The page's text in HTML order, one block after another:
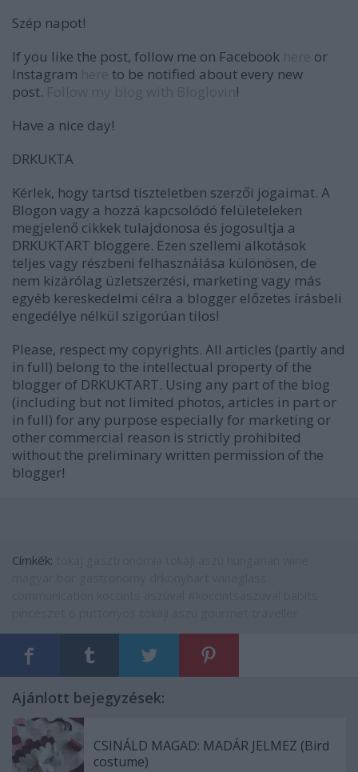
Szép napot!
If you like the post, follow me on Facebook
or
Instagram
to be notified about every new
post.
!
Have a nice day!
DRKUKTA
Kérlek, hogy tartsd tiszteletben szerzői jogaimat. A
Blogon vagy a hozzá kapcsolódó felületeleken
megjelenő cikkek tulajdonosa és jogosultja a
DRKUKTART bloggere. Ezen szellemi alkotások
teljes vagy részbeni felhasználása különösen, de
nem kizárólag üzletszerzési, marketing vagy más
egyéb kereskedelmi célra a blogger előzetes írásbeli
engedélye nélkül szigorúan tilos!
Please, respect my copyrights. All articles (partly and
in full) belong to the intellectual property of the
blogger of DRKUKTART. Using any part of the blog
(including but not limited photos, articles in part or
in full) for any purpose especially for marketing or
other commercial reason is strictly prohibited
without the preliminary written permission of the
blogger!
Címkék:
Ajánlott bejegyzések:
CSINÁLD MAGAD: MADÁR JELMEZ (Bird
costume)